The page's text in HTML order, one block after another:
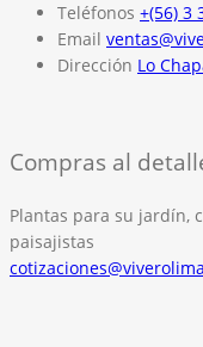
Teléfonos +(56) 3
Email
Dirección Lo
Compras al
Plantas para su jardín,
paisajistas